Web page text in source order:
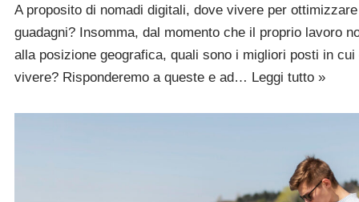
A proposito di nomadi digitali, dove vivere per
guadagni? Insomma, dal momento che il proprio lavoro
alla posizione geografica, quali sono i migliori posti in cui
vivere? Risponderemo a queste e ad… Leggi tutto »